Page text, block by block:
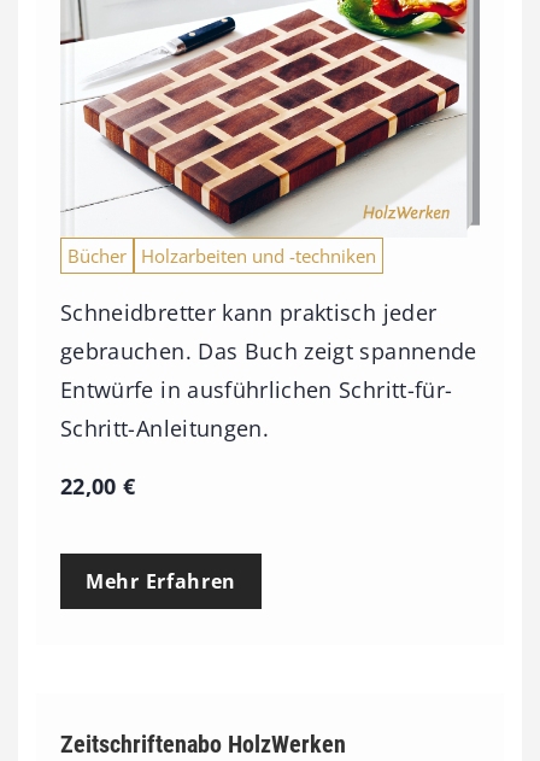
Bücher Holzarbeiten und -techniken
Schneidbretter kann praktisch jeder
gebrauchen. Das Buch zeigt spannende
Entwürfe in ausführlichen Schritt-für-
Schritt-Anleitungen.
22,00€
Mehr Erfahren
Zeitschriftenabo HolzWerken